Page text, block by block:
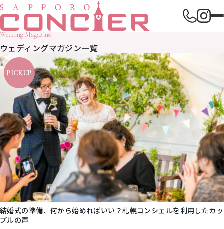
Wedding Magazine
ウェディングマガジン一覧
結婚式の準備、何から始めればいい？札幌コンシェルを利用したカッ
プルの声